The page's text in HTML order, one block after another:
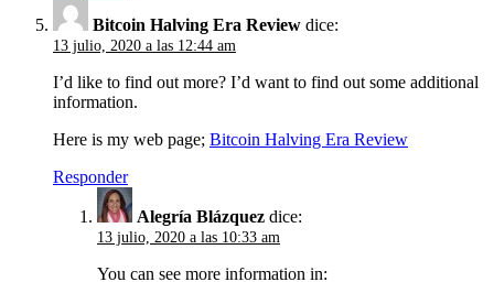
Bitcoin Halving Era Review dice:
13 julio, 2020 a las 12:44 am
I’d like to find out more? I’d want to find out some additional
information.
Here is my web page; Bitcoin Halving Era Review
Responder
Alegría Blázquez dice:
13 julio, 2020 a las 10:33 am
You can see more information in: